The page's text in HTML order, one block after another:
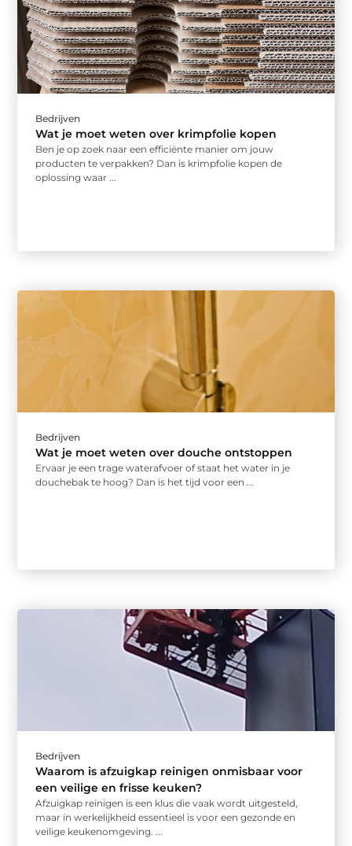
Bedrijven
Wat je moet weten over krimpfolie kopen
Ben je op zoek naar een efficiënte manier om jouw
producten te verpakken? Dan is krimpfolie kopen de
oplossing waar ...
Bedrijven
Wat je moet weten over douche ontstoppen
Ervaar je een trage waterafvoer of staat het water in je
douchebak te hoog? Dan is het tijd voor een ...
Bedrijven
Waarom is afzuigkap reinigen onmisbaar voor
een veilige en frisse keuken?
Afzuigkap reinigen is een klus die vaak wordt uitgesteld,
maar in werkelijkheid essentieel is voor een gezonde en
veilige keukenomgeving. ...